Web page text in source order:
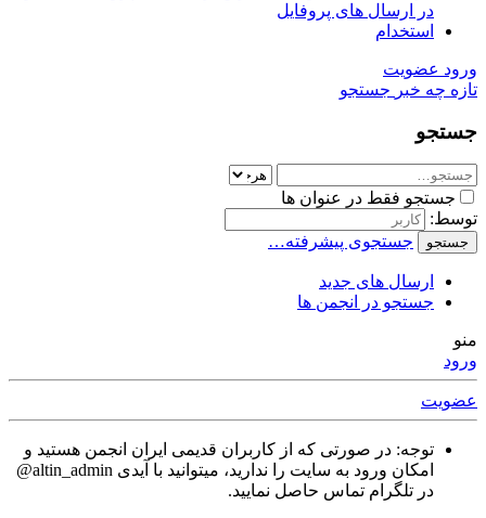
در ارسال های پروفایل
استخدام
ورود عضویت
تازه چه خبر جستجو
جستجو
جستجو فقط در عنوان ها
توسط:
جستجو جستجوی پیشرفته…
ارسال های جدید
جستجو در انجمن ها
منو
ورود
عضویت
توجه: در صورتی که از کاربران قدیمی ایران انجمن هستید و
امکان ورود به سایت را ندارید، میتوانید با آیدی altin_admin@
در تلگرام تماس حاصل نمایید.